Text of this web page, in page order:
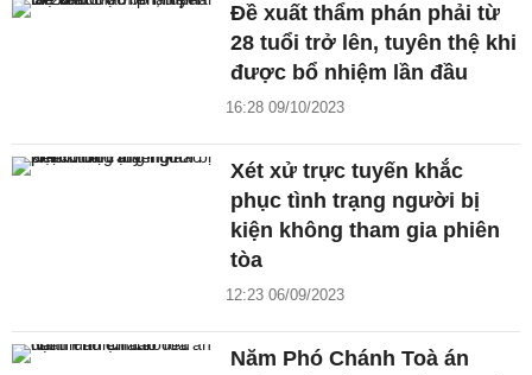
Đề xuất thẩm phán phải từ
28 tuổi trở lên, tuyên thệ khi
được bổ nhiệm lần đầu
16:28 09/10/2023
Xét xử trực tuyến khắc
phục tình trạng người bị
kiện không tham gia phiên
tòa
12:23 06/09/2023
Năm Phó Chánh Toà án